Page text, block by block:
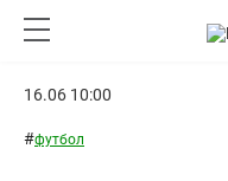
16.06 10:00
#футбол